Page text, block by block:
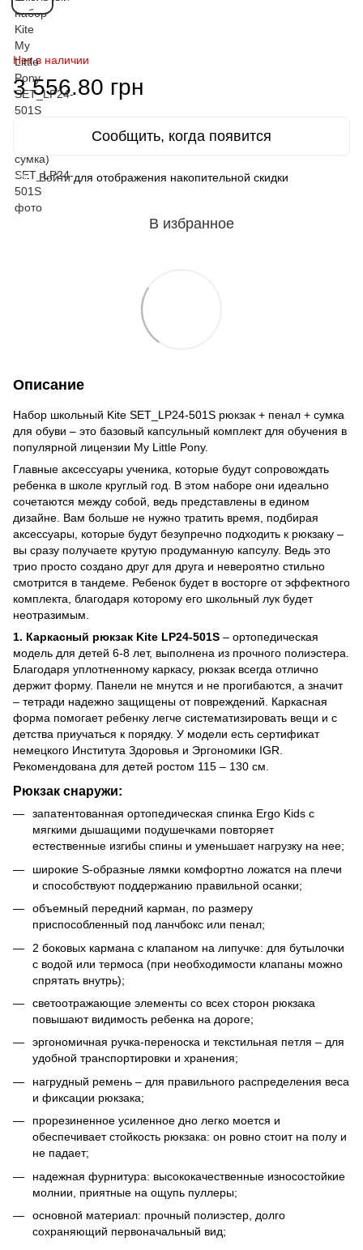
Нет в наличии
3 556.80 грн
Сообщить, когда появится
% Войтидля отображения накопительной скидки
В избранное
Описание
Набор школьный Kite SET_LP24-501S рюкзак + пенал + сумка
для обуви – это базовый капсульный комплект для обучения в
популярной лицензии My Little Pony.
Главные аксессуары ученика, которые будут сопровождать
ребенка в школе круглый год. В этом наборе они идеально
сочетаются между собой, ведь представлены в едином
дизайне. Вам больше не нужно тратить время, подбирая
аксессуары, которые будут безупречно подходить к рюкзаку –
вы сразу получаете крутую продуманную капсулу. Ведь это
трио просто создано друг для друга и невероятно стильно
смотрится в тандеме. Ребенок будет в восторге от эффектного
комплекта, благодаря которому его школьный лук будет
неотразимым.
1. Каркасный рюкзак Kite LP24-501S – ортопедическая
модель для детей 6-8 лет, выполнена из прочного полиэстера.
Благодаря уплотненному каркасу, рюкзак всегда отлично
держит форму. Панели не мнутся и не прогибаются, а значит
– тетради надежно защищены от повреждений. Каркасная
форма помогает ребенку легче систематизировать вещи и с
детства приучаться к порядку. У модели есть сертификат
немецкого Института Здоровья и Эргономики IGR.
Рекомендована для детей ростом 115 – 130 см.
Рюкзак снаружи:
запатентованная ортопедическая спинка Ergo Kids с
мягкими дышащими подушечками повторяет
естественные изгибы спины и уменьшает нагрузку на нее;
широкие S-образные лямки комфортно ложатся на плечи
и способствуют поддержанию правильной осанки;
объемный передний карман, по размеру
приспособленный под ланчбокс или пенал;
2 боковых кармана с клапаном на липучке: для бутылочки
с водой или термоса (при необходимости клапаны можно
спрятать внутрь);
светоотражающие элементы со всех сторон рюкзака
повышают видимость ребенка на дороге;
эргономичная ручка-переноска и текстильная петля – для
удобной транспортировки и хранения;
нагрудный ремень – для правильного распределения веса
и фиксации рюкзака;
прорезиненное усиленное дно легко моется и
обеспечивает стойкость рюкзака: он ровно стоит на полу и
не падает;
надежная фурнитура: высококачественные износостойкие
молнии, приятные на ощупь пуллеры;
основной материал: прочный полиэстер, долго
сохраняющий первоначальный вид;